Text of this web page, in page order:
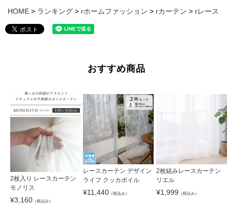
HOME ランキング rホームファッション rカーテン rレース
おすすめ商品
2枚入り レースカーテン
モノリス
¥3,160 （税込み）
レースカーテン デザイン
ライフ クッカボイル
¥11,440 （税込み）
2枚組みレースカーテン
リエル
¥1,999 （税込み）